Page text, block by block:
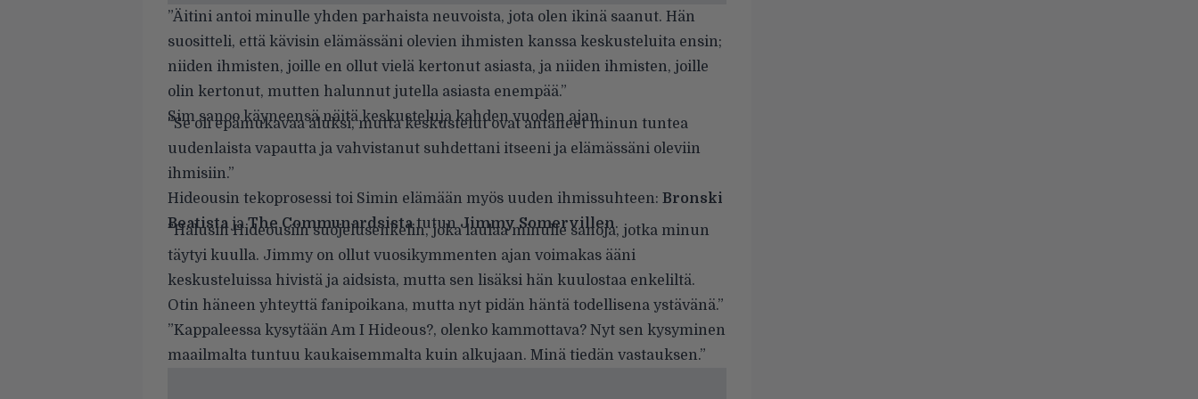
”Äitini antoi minulle yhden parhaista neuvoista, jota olen ikinä saanut. Hän
suositteli, että kävisin elämässäni olevien ihmisten kanssa keskusteluita ensin;
niiden ihmisten, joille en ollut vielä kertonut asiasta, ja niiden ihmisten, joille
olin kertonut, mutten halunnut jutella asiasta enempää.”
Sim sanoo käyneensä näitä keskusteluja kahden vuoden ajan.
”Se oli epämukavaa aluksi, mutta keskustelut ovat antaneet minun tuntea
uudenlaista vapautta ja vahvistanut suhdettani itseeni ja elämässäni oleviin
ihmisiin.”
Hideousin tekoprosessi toi Simin elämään myös uuden ihmissuhteen: Bronski
BeatistajaThe CommunardsistatutunJimmy Somervillen.
”Halusin Hideousiin suojelusenkelin, joka laulaa minulle sanoja, jotka minun
täytyi kuulla. Jimmy on ollut vuosikymmenten ajan voimakas ääni
keskusteluissa hivistä ja aidsista, mutta sen lisäksi hän kuulostaa enkeliltä.
Otin häneen yhteyttä fanipoikana, mutta nyt pidän häntä todellisena ystävänä.”
”Kappaleessa kysytään Am I Hideous?, olenko kammottava? Nyt sen kysyminen
maailmalta tuntuu kaukaisemmalta kuin alkujaan. Minä tiedän vastauksen.”